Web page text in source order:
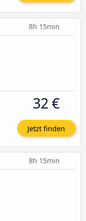
8h 15min
32 €
Jetzt finden
8h 15min